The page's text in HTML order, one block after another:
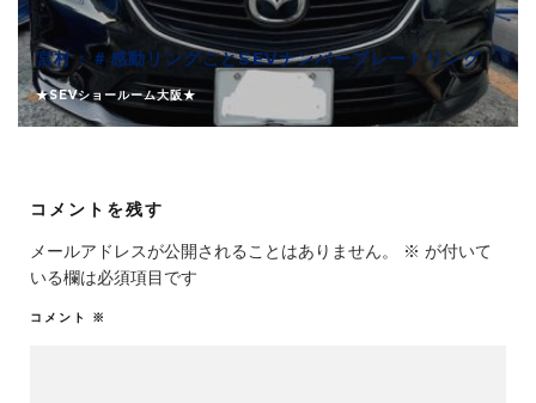
宮村：＃感動リングことSEVナンバープレートリング
★SEVショールーム大阪★
コメントを残す
メールアドレスが公開されることはありません。 ※ が付いて
いる欄は必須項目です
コメント ※